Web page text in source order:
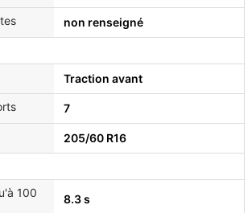
non renseigné
Traction avant
7
205/60 R16
100
8.3 s